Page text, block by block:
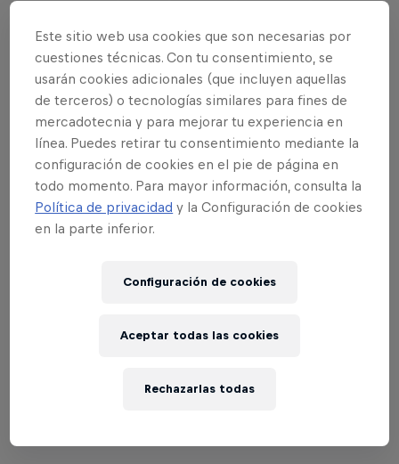
Universidad de León / Escuela de Ingenierías / 20
Nov
Universidad de Valencia / Casa del Alumno / 22
Nov
Universidad de Granada / Facultad de Ciencias /
28 Nov
Consulta las Bases Legales aquí.
Este sitio web usa cookies que son necesarias por
cuestiones técnicas. Con tu consentimiento, se
usarán cookies adicionales (que incluyen aquellas
de terceros) o tecnologías similares para fines de
mercadotecnia y para mejorar tu experiencia en
línea. Puedes retirar tu consentimiento mediante la
configuración de cookies en el pie de página en
todo momento. Para mayor información, consulta la
Política de privacidad y la Configuración de cookies
en la parte inferior.
Configuración de cookies
Rechazarlas todas
Aceptar todas las cookies